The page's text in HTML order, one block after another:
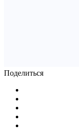
Поделиться